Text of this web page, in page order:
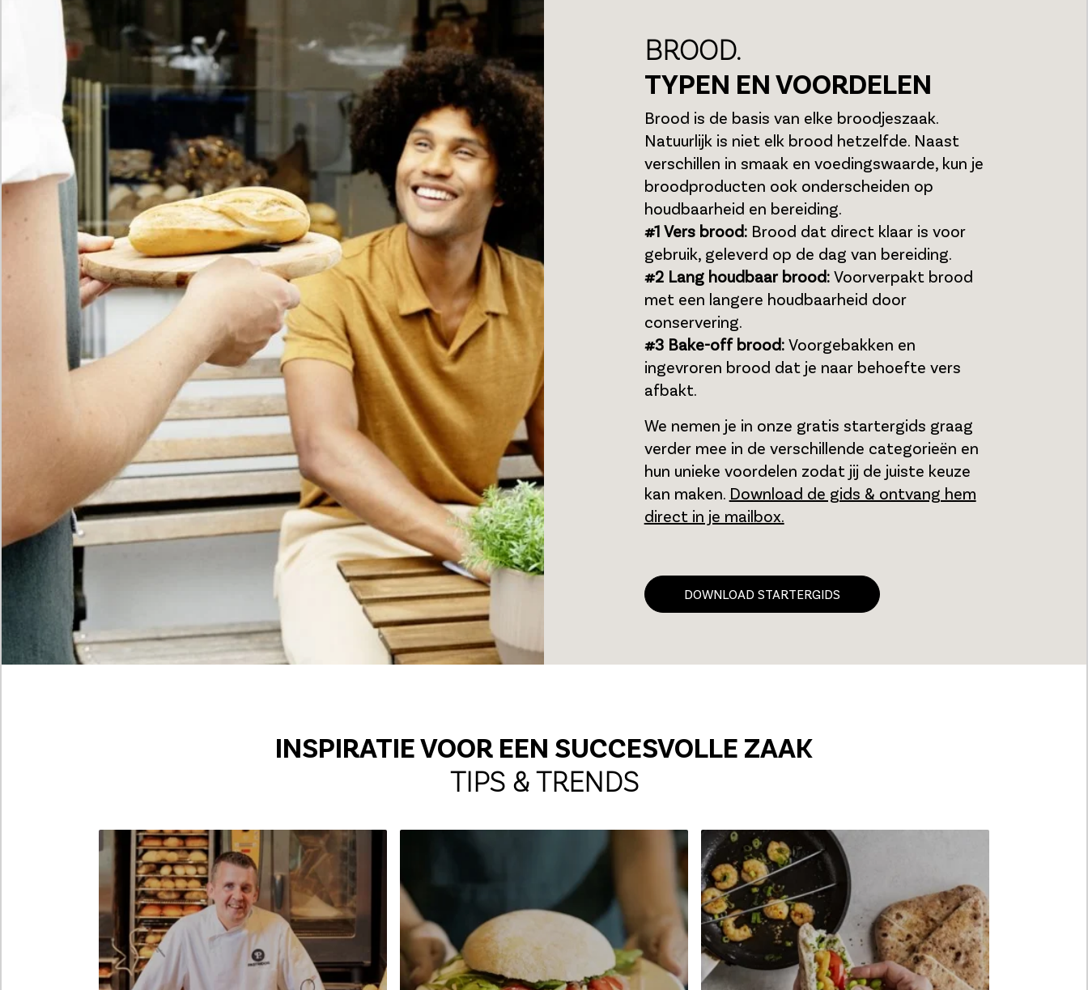
BROOD.
TYPEN EN VOORDELEN
Brood is de basis van elke broodjeszaak.
Natuurlijk is niet elk brood hetzelfde. Naast
verschillen in smaak en voedingswaarde, kun je
broodproducten ook onderscheiden op
houdbaarheid en bereiding.
#1 Vers brood:Brood dat direct klaar is voor
gebruik, geleverd op de dag van bereiding.
#2 Lang houdbaar brood:Voorverpakt brood
met een langere houdbaarheid door
conservering.
#3 Bake-off brood: Voorgebakken en
ingevroren brood dat je naar behoefte vers
afbakt.
We nemen je in onze gratis startergids graag
verder mee in de verschillende categorieën en
hun unieke voordelen zodat jij de juiste keuze
kan maken. Download de gids & ontvang hem
direct in je mailbox.
DOWNLOAD STARTERGIDS
INSPIRATIE VOOR EEN SUCCESVOLLE ZAAK
TIPS & TRENDS